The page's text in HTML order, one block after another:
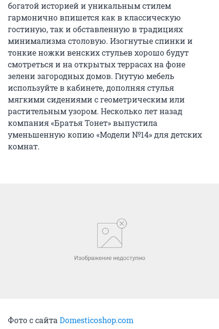
богатой историей и уникальным стилем
гармонично впишется как в классическую
гостиную, так и обставленную в традициях
минимализма столовую. Изогнутые спинки и
тонкие ножки венских стульев хорошо будут
смотреться и на открытых террасах на фоне
зелени загородных домов. Гнутую мебель
используйте в кабинете, дополняя стулья
мягкими сидениями с геометрическим или
растительным узором. Несколько лет назад
компания «Братья Тонет» выпустила
уменьшенную копию «Модели №14» для детских
комнат.
Фото с сайта Domesticoshop.com